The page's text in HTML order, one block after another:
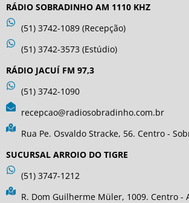
RÁDIO SOBRADINHO AM 1110 KHZ
(51) 3742-1089 (Recepção)
(51) 3742-3573 (Estúdio)
RÁDIO JACUÍ FM 97,3
(51) 3742-1090
recepcao@radiosobradinho.com.br
Rua Pe. Osvaldo Stracke, 56. Centro -
SUCURSAL ARROIO DO TIGRE
(51) 3747-1212
R. Dom Guilherme Müler, 1009. Centro -